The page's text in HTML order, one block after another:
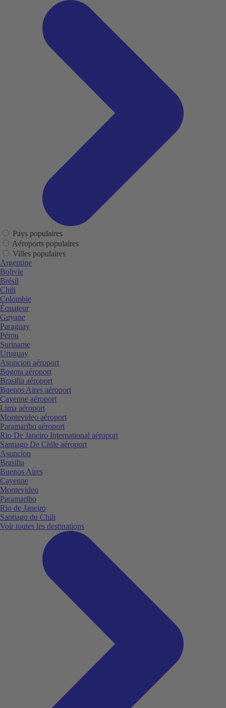
Pays populaires
Aéroports populaires
Villes populaires
Argentine
Bolivie
Brésil
Chili
Colombie
Équateur
Guyane
Paraguay
Pérou
Suriname
Uruguay
Asuncion aéroport
Bogota aéroport
Brasilia aéroport
Buenos Aires aéroport
Cayenne aéroport
Lima aéroport
Montevideo aéroport
Paramaribo aéroport
Rio De Janeiro International aéroport
Santiago De Chile aéroport
Asuncion
Brasilia
Buenos Aires
Cayenne
Montevideo
Paramaribo
Rio de Janeiro
Santiago du Chili
Voir toutes les destinations